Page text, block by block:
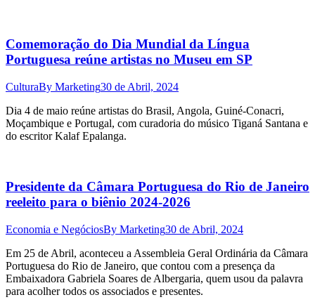
Comemoração do Dia Mundial da Língua
Portuguesa reúne artistas no Museu em SP
CulturaBy Marketing30 de Abril, 2024
Dia 4 de maio reúne artistas do Brasil, Angola, Guiné-Conacri,
Moçambique e Portugal, com curadoria do músico Tiganá Santana e
do escritor Kalaf Epalanga.
Presidente da Câmara Portuguesa do Rio de Janeiro
reeleito para o biênio 2024-2026
Economia e NegóciosBy Marketing30 de Abril, 2024
Em 25 de Abril, aconteceu a Assembleia Geral Ordinária da Câmara
Portuguesa do Rio de Janeiro, que contou com a presença da
Embaixadora Gabriela Soares de Albergaria, quem usou da palavra
para acolher todos os associados e presentes.